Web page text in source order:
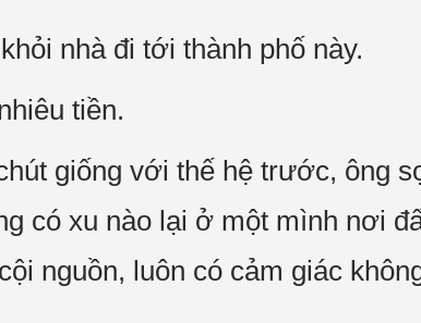
nhà đi tới thành phố này.
tiền.
giống với thế hệ trước, ông
có xu nào lại ở một mình nơi
nguồn, luôn có cảm giác